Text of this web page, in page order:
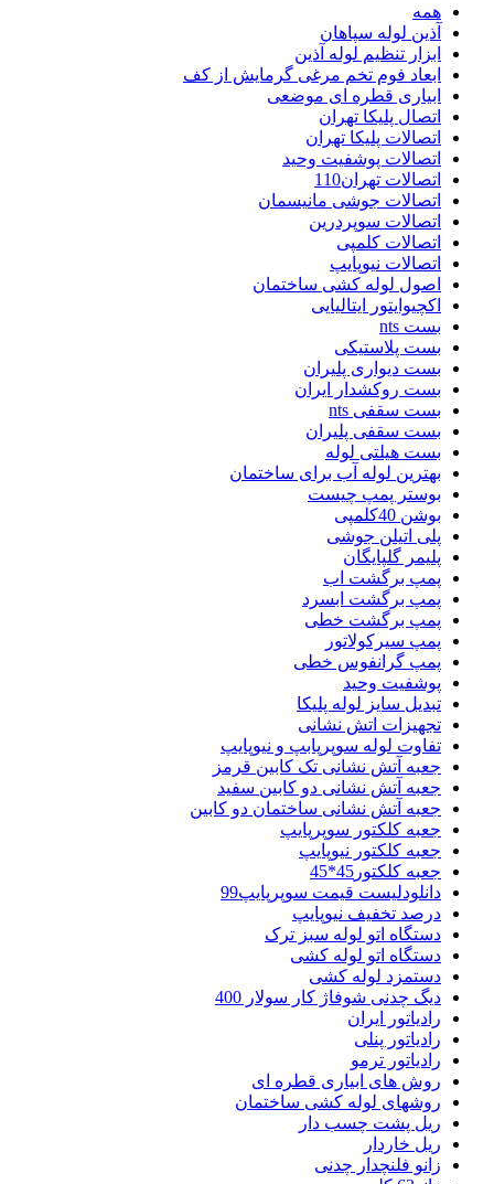
همه
آذین لوله سپاهان
ابزار تنظیم لوله آذین
ابعاد فوم تخم مرغی گرمایش از کف
ابیاری قطره ای موضعی
اتصال پلیکا تهران
اتصالات پلیکا تهران
اتصالات پوشفیت وحید
اتصالات تهران110
اتصالات جوشی مانیسمان
اتصالات سوپردرین
اتصالات کلمپی
اتصالات نیوپایپ
اصول لوله کشی ساختمان
اکچیوایتور ایتالیایی
بست nts
بست پلاستیکی
بست دیواری پلیران
بست روکشدار ایران
بست سقفی nts
بست سقفی پلیران
بست هیلتی لوله
بهترین لوله آب برای ساختمان
بوستر پمپ چیست
بوشن 40کلمپی
پلی اتیلن جوشی
پلیمر گلپایگان
پمپ برگشت اب
پمپ برگشت ابسرد
پمپ برگشت خطی
پمپ سیرکولاتور
پمپ گرانفوس خطی
پوشفیت وحید
تبدیل سایز لوله پلیکا
تجهیزات اتش نشانی
تفاوت لوله سوپرپابپ و نیوپایپ
جعبه آتش نشانی تک کابین قرمز
جعبه آتش نشانی دو کابین سفید
جعبه آتش نشانی ساختمان دو کابین
جعبه کلکتور سوپرپایپ
جعبه کلکتور نیوپایپ
جعبه کلکتور45*45
دانلودلیست قیمت سوپرپایپ99
درصد تخفیف نیوپایپ
دستگاه اتو لوله سبز ترک
دستگاه اتو لوله کشی
دستمزد لوله کشی
دیگ چدنی شوفاژ کار سولار 400
رادیاتور ایران
رادیاتور پنلی
رادیاتور ترمو
روش های ابیاری قطره ای
روشهای لوله کشی ساختمان
ریل پشت چسب دار
ریل خاردار
زانو فلنچدار چدنی